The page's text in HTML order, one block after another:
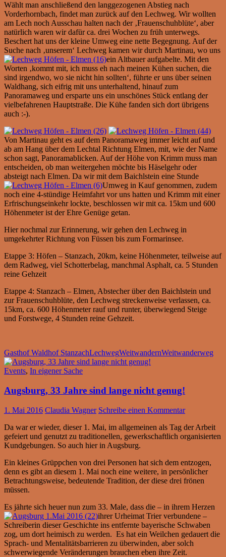
Wählt man anschließend den langgezogenen Abstieg nach
Vorderhornbach, findet man zurück auf den Lechweg. Wir wollten
am Lech noch Ausschau halten nach der ‚Frauenschuhblüte‘, aber
natürlich waren wir dafür ca. drei Wochen zu früh unterwegs.
Beschert hat uns der kleine Umweg eine nette Begegnung. Auf der
Suche nach ‚unserem‘ Lechweg kamen wir durch Martinau, wo uns
ein Altbauer aufgabelte. Mit den
Worten ‚kommt mit, ich muss eh nach meinen Kühen suchen, die
sind irgendwo, wo sie nicht hin sollten‘, führte er uns über seinen
Waldhang, sich eifrig mit uns unterhaltend, hinauf zum
Panoramaweg und ersparte uns ein unschönes Stück entlang der
vielbefahrenen Hauptstraße. Die Kühe fanden sich dort übrigens
auch :-).
Von Martinau geht es auf dem Panoramaweg immer leicht auf und
ab am Hang über dem Lechtal Richtung Elmen, mit, wie der Name
schon sagt, Panoramablicken. Auf der Höhe von Krimm muss man
entscheiden, ob man weitergehen möchte bis Häselgehr oder
absteigt nach Elmen. Da wir mit dem Baichlstein eine Stunde
Umweg in Kauf genommen, zudem
noch eine 4-stündige Heimfahrt vor uns hatten und Krimm mit einer
Erfrischungseinkehr lockte, beschlossen wir mit ca. 15km und 600
Höhenmeter ist der Ehre Genüge getan.
Hier nochmal zur Erinnerung, wir gehen den Lechweg in
umgekehrter Richtung von Füssen bis zum Formarinsee.
Etappe 3: Höfen – Stanzach, 20km, keine Höhenmeter, teilweise auf
dem Radweg, viel Schotterbelag, manchmal Asphalt, ca. 5 Stunden
reine Gehzeit
Etappe 4: Stanzach – Elmen, Abstecher über den Baichlstein und
zur Frauenschuhblüte, den Lechweg streckenweise verlassen, ca.
15km, ca. 600 Höhenmeter rauf und runter, überwiegend Steige
und Forstwege, 4 Stunden reine Gehzeit.
Gasthof Waldhof StanzachLechwegWeitwandernWeitwanderweg
Events, In eigener Sache
Augsburg, 33 Jahre sind lange nicht genug!
1. Mai 2016 Claudia Wagner Schreibe einen Kommentar
Da war er wieder, dieser 1. Mai, im allgemeinen als Tag der Arbeit
gefeiert und genutzt zu traditionellen, gewerkschaftlich organisierten
Kundgebungen. So auch hier in Augsburg.
Ein kleines Grüppchen von drei Personen hat sich dem entzogen,
denn es gibt an diesem 1. Mai noch eine weitere, in persönlicher
Betrachtungsweise, bedeutende Tradition, der diese drei frönen
müssen.
Es jährte sich heuer nun zum 33. Male, dass die – in ihrem Herzen
ihrer Urheimat Trier verbundene –
Schreiberin dieser Geschichte ins entfernte bayerische Schwaben
zog, um dort heimisch zu werden. Es hat ein Weilchen gedauert die
Sprach- und Mentalitätsbarrieren zu überwinden, aber solch
schwerwiegende Veränderungen brauchen eben ihre Zeit.